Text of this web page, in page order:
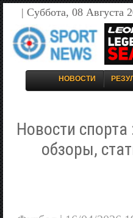
| Суббота, 08 Августа
НОВОСТИ
Новости
обзоры,